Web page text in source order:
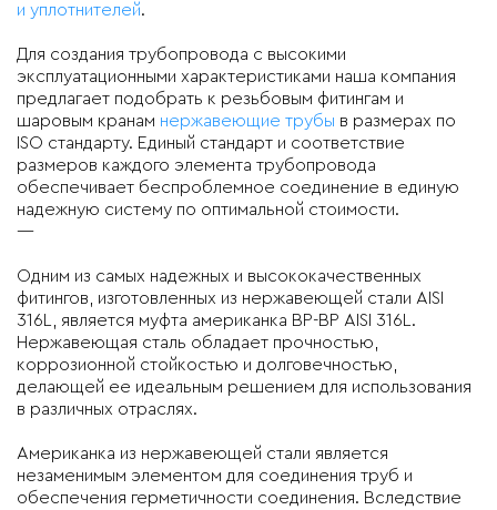
и уплотнителей.
Для создания трубопровода с высокими
эксплуатационными характеристиками наша компания
предлагает подобрать к резьбовым фитингам и
шаровым кранам нержавеющие трубы в размерах по
ISO стандарту. Единый стандарт и соответствие
размеров каждого элемента трубопровода
обеспечивает беспроблемное соединение в единую
надежную систему по оптимальной стоимости.
—
Одним из самых надежных и высококачественных
фитингов, изготовленных из нержавеющей стали AISI
316L, является муфта американка ВР-ВР AISI 316L.
Нержавеющая сталь обладает прочностью,
коррозионной стойкостью и долговечностью,
делающей ее идеальным решением для использования
в различных отраслях.
Американка из нержавеющей стали является
незаменимым элементом для соединения труб и
обеспечения герметичности соединения. Вследствие